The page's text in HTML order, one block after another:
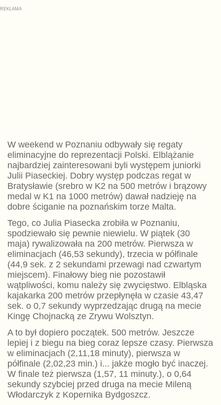
W weekend w Poznaniu odbywały się regaty
eliminacyjne do reprezentacji Polski. Elblążanie
najbardziej zainteresowani byli występem juniorki
Julii Piaseckiej. Dobry występ podczas regat w
Bratysławie (srebro w K2 na 500 metrów i brązowy
medal w K1 na 1000 metrów) dawał nadzieję na
dobre ściganie na poznańskim torze Malta.
Tego, co Julia Piasecka zrobiła w Poznaniu,
spodziewało się pewnie niewielu. W piątek (30
maja) rywalizowała na 200 metrów. Pierwsza w
eliminacjach (46,53 sekundy), trzecia w półfinale
(44,9 sek. z 2 sekundami przewagi nad czwartym
miejscem). Finałowy bieg nie pozostawił
wątpliwości, komu należy się zwycięstwo. Elbląska
kajakarka 200 metrów przepłynęła w czasie 43,47
sek. o 0,7 sekundy wyprzedzając drugą na mecie
Kingę Chojnacką ze Zrywu Wolsztyn.
A to był dopiero początek. 500 metrów. Jeszcze
lepiej i z biegu na bieg coraz lepsze czasy. Pierwsza
w eliminacjach (2,11,18 minuty), pierwsza w
półfinale (2,02,23 min.) i... jakże mogło być inaczej.
W finale też pierwsza (1,57, 11 minuty.), o 0,64
sekundy szybciej przed druga na mecie Mileną
Włodarczyk z Kopernika Bydgoszcz.